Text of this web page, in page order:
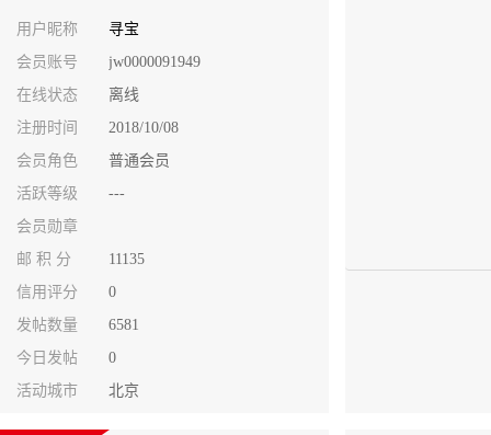
用户昵称
寻宝
会员账号
jw0000091949
在线状态
离线
注册时间
2018/10/08
会员角色
普通会员
活跃等级
---
会员勋章
邮 积 分
11135
信用评分
0
发帖数量
6581
今日发帖
0
活动城市
北京